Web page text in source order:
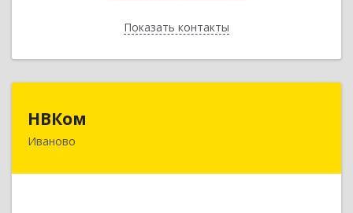
Показать контакты
Назад
НВКом
Иваново
153000, Ивановская обл, Иваново г, Аптечный